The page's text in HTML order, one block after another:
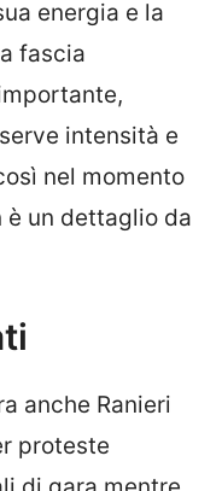
energia e la
fascia
intensità e
nel momento
un dettaglio da
anche Ranieri
proteste